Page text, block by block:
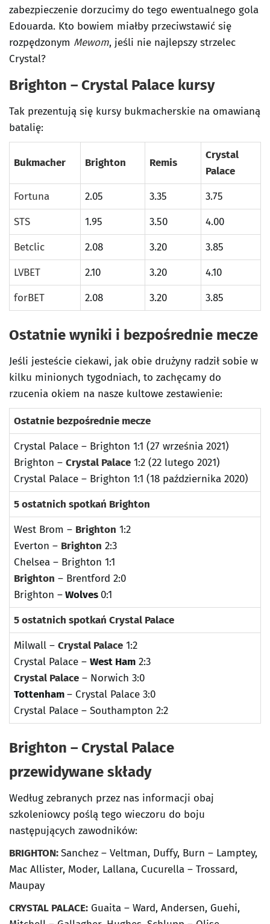
zabezpieczenie dorzucimy do tego ewentualnego gola
Edouarda. Kto bowiem miałby przeciwstawić się
rozpędzonym Mewom, jeśli nie najlepszy strzelec
Crystal?
Brighton – Crystal Palace kursy
Tak prezentują się kursy bukmacherskie na omawianą
batalię:
Bukmacher Brighton Remis
Crystal
Palace
Fortuna
2.05 3.35
3.75
STS
1.95 3.50
4.00
Betclic
2.08 3.20
3.85
LVBET
2.10 3.20
4.10
forBET
2.08 3.20 3.85
Ostatnie wyniki i bezpośrednie mecze
Jeśli jesteście ciekawi, jak obie drużyny radził sobie w
kilku minionych tygodniach, to zachęcamy do
rzucenia okiem na nasze kultowe zestawienie:
Ostatnie bezpośrednie mecze
Crystal Palace – Brighton 1:1 (27 września 2021)
Brighton – Crystal Palace 1:2 (22 lutego 2021)
Crystal Palace – Brighton 1:1 (18 października 2020)
5 ostatnich spotkań Brighton
West Brom – Brighton 1:2
Everton – Brighton 2:3
Chelsea – Brighton 1:1
Brighton – Brentford 2:0
Brighton –Wolves 0:1
5 ostatnich spotkań Crystal Palace
Milwall – Crystal Palace 1:2
Crystal Palace – West Ham 2:3
Crystal Palace – Norwich 3:0
Tottenham– Crystal Palace 3:0
Crystal Palace – Southampton 2:2
Brighton – Crystal Palace
przewidywane składy
Według zebranych przez nas informacji obaj
szkoleniowcy poślą tego wieczoru do boju
następujących zawodników:
BRIGHTON:Sanchez – Veltman, Duffy, Burn – Lamptey,
Mac Allister, Moder, Lallana, Cucurella – Trossard,
Maupay
CRYSTAL PALACE: Guaita – Ward, Andersen, Guehi,